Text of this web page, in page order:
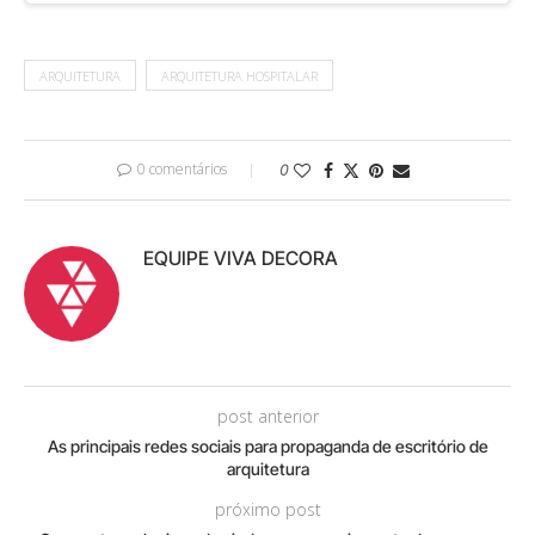
ARQUITETURA ARQUITETURA HOSPITALAR
0 comentários 0
EQUIPE VIVA DECORA
post anterior
As principais redes sociais para propaganda de escritório de
arquitetura
próximo post